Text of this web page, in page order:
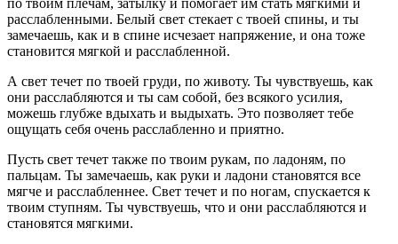
расслабленными. Белый свет стекает с твоей спины, и ты
замечаешь, как и в спине исчезает напряжение, и она тоже
становится мягкой и расслабленной.
А свет течет по твоей груди, по животу. Ты чувствуешь, как
они расслабляются и ты сам собой, без всякого усилия,
можешь глубже вдыхать и выдыхать. Это позволяет тебе
ощущать себя очень расслабленно и приятно.
Пусть свет течет также по твоим рукам, по ладоням, по
пальцам. Ты замечаешь, как руки и ладони становятся все
мягче и расслабленнее. Свет течет и по ногам, спускается к
твоим ступням. Ты чувствуешь, что и они расслабляются и
становятся мягкими.